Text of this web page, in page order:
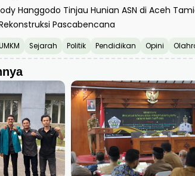
Hanggodo Tinjau Hunian ASN di Aceh
Pascabencana
Sejarah Politik Pendidikan Opini